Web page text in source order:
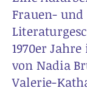
Frauen- und
1970er
von Nadia
Valerie-